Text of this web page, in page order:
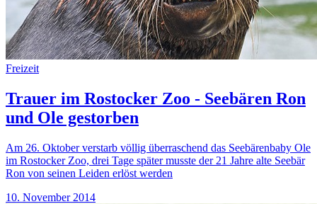
Freizeit
Trauer im Rostocker Zoo - Seebären Ron
und Ole gestorben
Am 26. Oktober verstarb völlig überraschend das Seebärenbaby Ole
im Rostocker Zoo, drei Tage später musste der 21 Jahre alte Seebär
Ron von seinen Leiden erlöst werden
10. November 2014